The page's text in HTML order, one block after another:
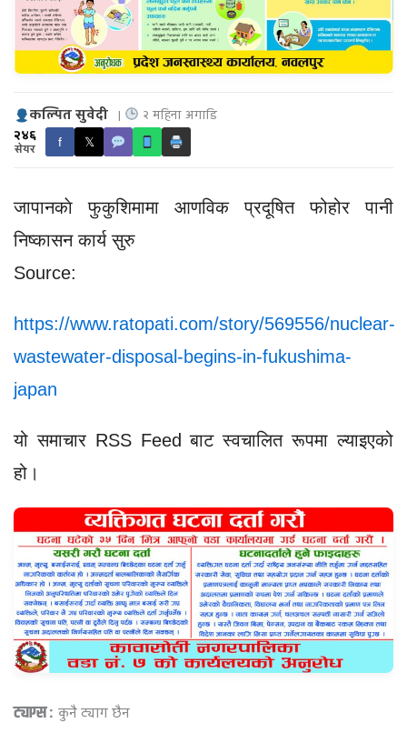
कल्पित सुवेदी | २ महिना अगाडि
२४६
सेयर
f 𝕏
जापानकाे फुकुशिमामा आणविक प्रदूषित फोहोर पानी
निष्कासन कार्य सुरु
Source:
https://www.ratopati.com/story/569556/nuclear-
wastewater-disposal-begins-in-fukushima-
japan
यो समाचार RSS Feed बाट स्वचालित रूपमा ल्याइएको
हो।
ट्याग्स : कुनै ट्याग छैन